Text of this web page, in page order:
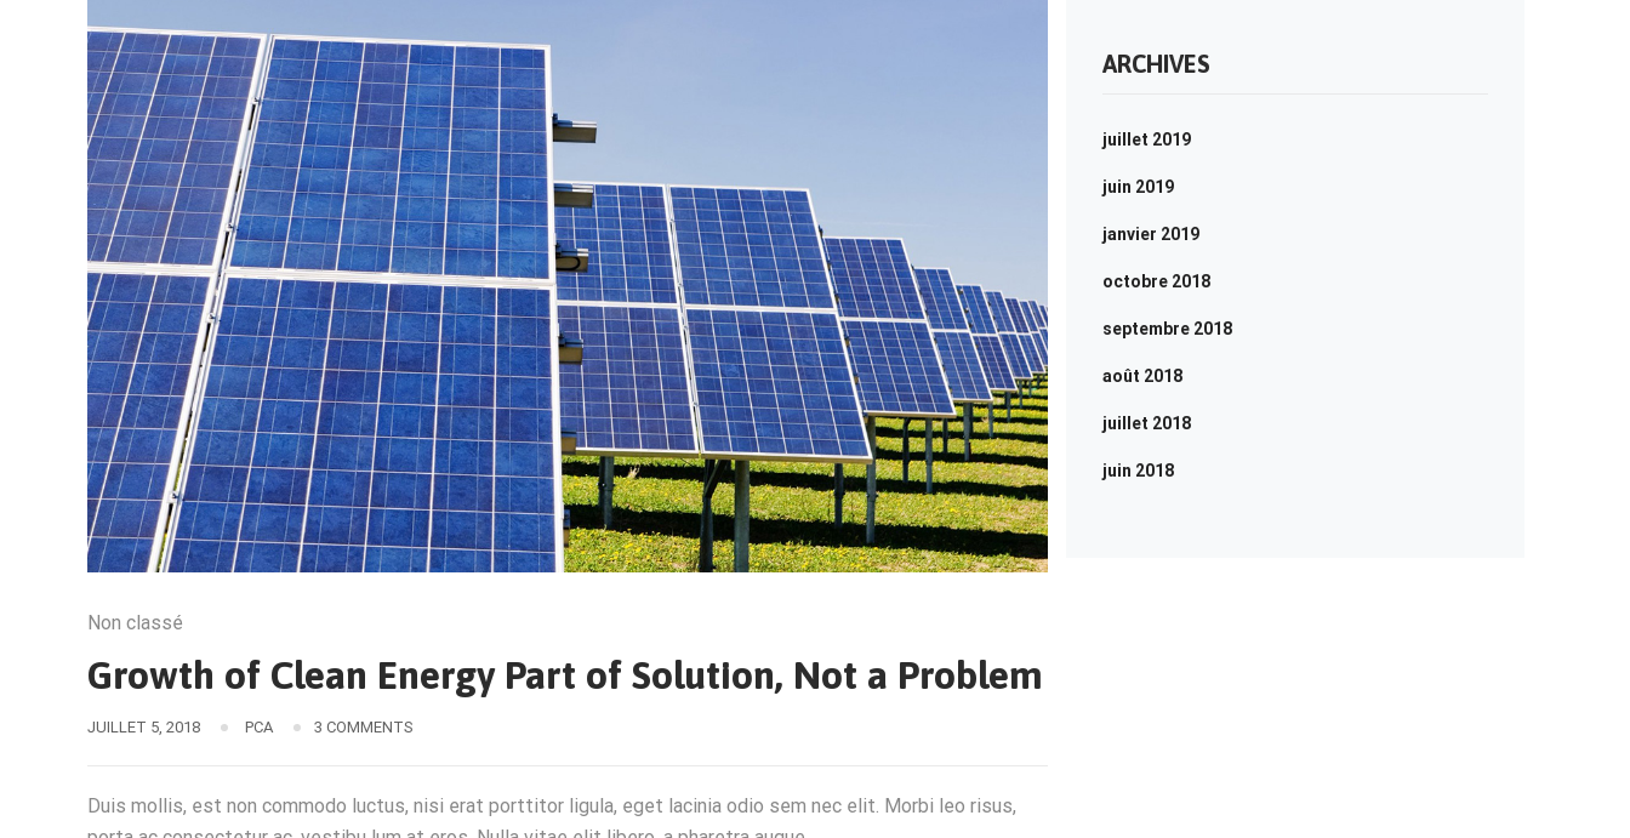
Non classé
Growth of Clean Energy Part of Solution, Not a Problem
JUILLET 5, 2018 PCA 3 COMMENTS
Duis mollis, est non commodo luctus, nisi erat porttitor ligula, eget lacinia odio sem nec elit. Morbi leo risus,
ARCHIVES
juillet 2019
juin 2019
janvier 2019
octobre 2018
septembre 2018
août 2018
juillet 2018
juin 2018